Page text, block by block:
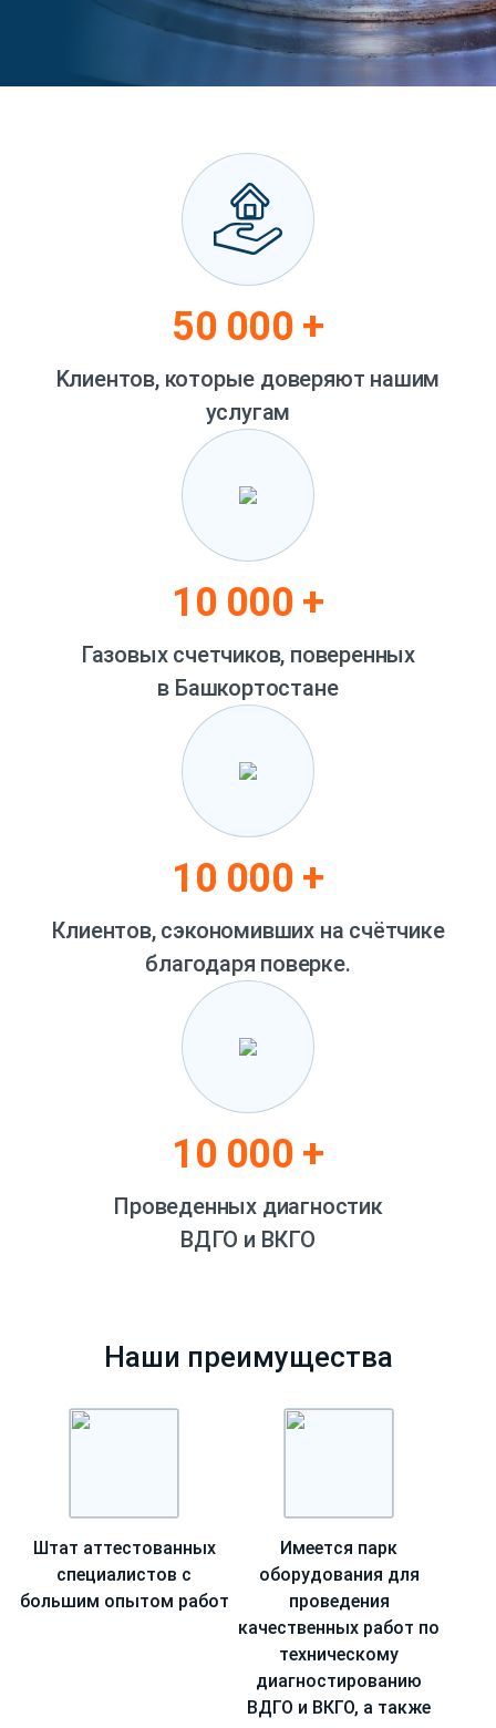
50 000 +
Kлиентов, которые доверяют нашим
услугам
10 000 +
Газовых счетчиков, поверенных
в Башкортостане
10 000 +
Клиентов, сэкономивших на счётчике
благодаря поверке.
10 000 +
Проведенных диагностик
ВДГО и ВКГО
Наши преимущества
Штат аттестованных
специалистов с
большим опытом работ
Имеется парк
оборудования для
проведения
качественных работ по
техническому
диагностированию
ВДГО и ВКГО, а также